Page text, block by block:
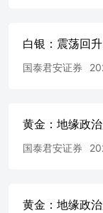
不承诺投资
损失或与此
取代自己的
专业人士咨
对本报告进
白银：震荡回
国泰君安证券
黄金：地缘政
国泰君安证券
黄金：地缘政